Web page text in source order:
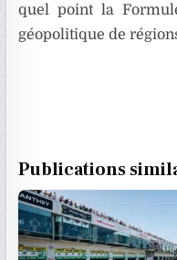
quel point la
géopolitique de
Publications